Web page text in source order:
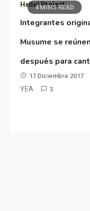
4 MINS READ
Hello! Project
Integrantes
Musume se
después para
17 Diciembre 2017
YEA
3